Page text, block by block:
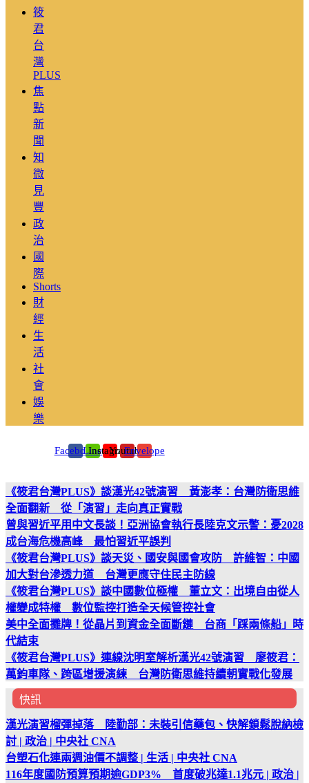
筱
君
台
灣
PLUS
焦
點
新
聞
知
微
見
豐
政
治
國
際
Shorts
財
經
生
活
社
會
娛
樂
Facebook
Line
Instagram
Youtube
Envelope
《筱君台灣PLUS》談漢光42號演習 黃澎孝：台灣防衛思維
全面翻新 從「演習」走向真正實戰
曾與習近平用中文長談！亞洲協會執行長陸克文示警：憂2028
成台海危機高峰 最怕習近平誤判
《筱君台灣PLUS》談天災、國安與國會攻防 許維智：中國
加大對台滲透力道 台灣更應守住民主防線
《筱君台灣PLUS》談中國數位極權 董立文：出境自由從人
權變成特權 數位監控打造全天候管控社會
美中全面攤牌！從晶片到資金全面斷鏈 台商「踩兩條船」時
代結束
《筱君台灣PLUS》連線沈明室解析漢光42號演習 廖筱君：
萬鈞車隊、跨區增援演練 台灣防衛思維持續朝實戰化發展
快訊
漢光演習榴彈掉落 陸勤部：未裝引信藥包、快解鎖鬆脫納檢
討 | 政治 | 中央社 CNA
台塑石化連兩週油價不調整 | 生活 | 中央社 CNA
116年度國防預算預期逾GDP3% 首度破兆達1.1兆元 | 政治 |